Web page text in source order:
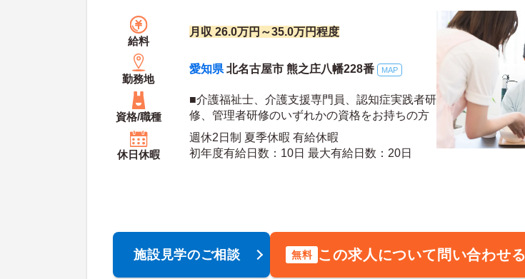
給料
月収 26.0万円～35.0万円程度
勤務地
愛知県 北名古屋市 熊之庄八幡228番 MAP
資格/職種
■介護福祉士、介護支援専門員、認知症実践者研
修、管理者研修のいずれかの資格をお持ちの方
休日休暇
週休2日制 夏季休暇 有給休暇
初年度有給日数：10日 最大有給日数：20日
施設見学のご相談 無料 この求人について問い合わせる